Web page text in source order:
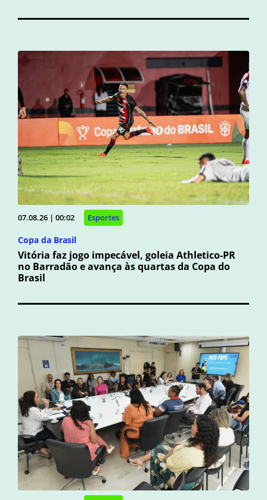
07.08.26 | 00:02 Esportes
Copa da Brasil
Vitória faz jogo impecável, goleia Athletico-PR
no Barradão e avança às quartas da Copa do
Brasil